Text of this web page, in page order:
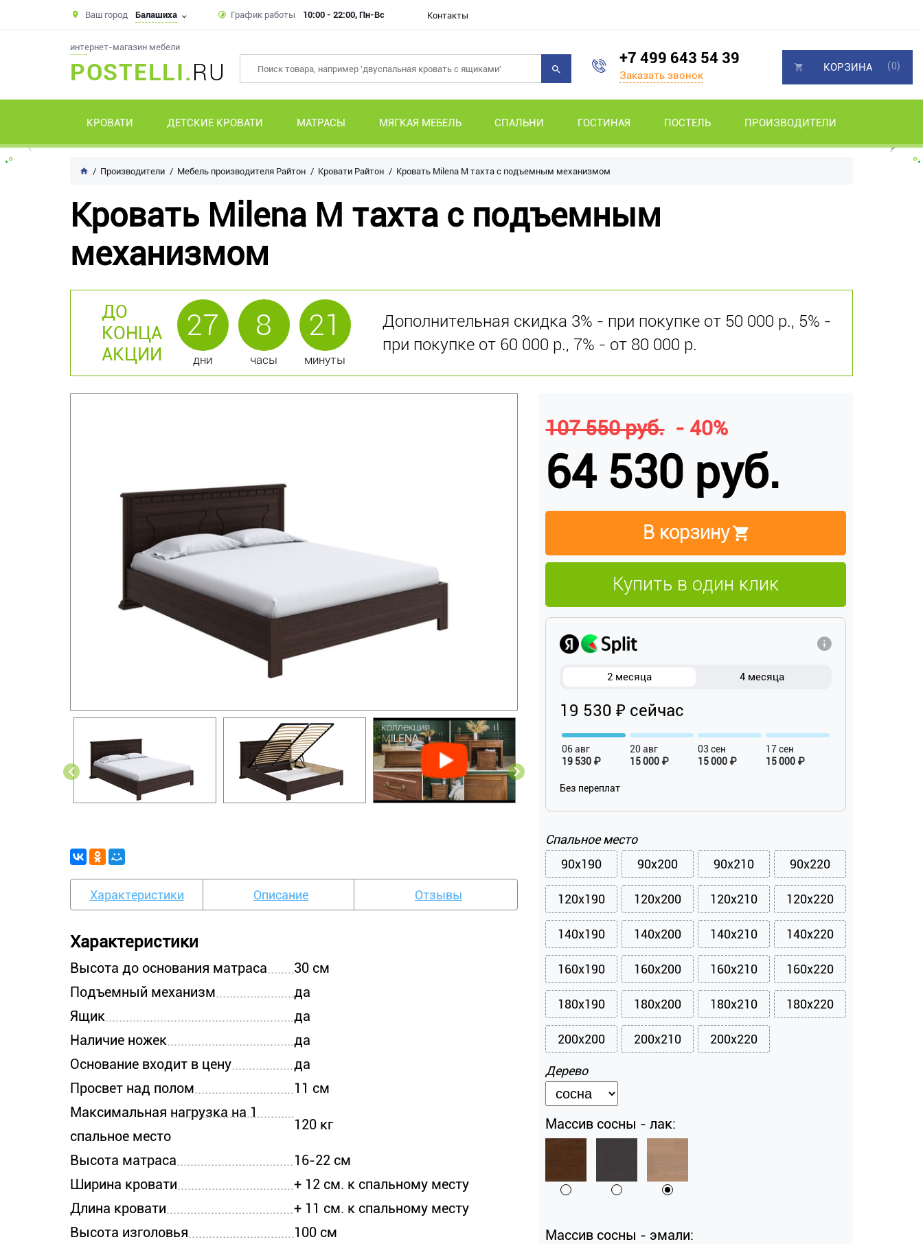
Ваш город Балашиха График работы 10:00 - 22:00, Пн-Вс Контакты
интернет-магазин мебели
POSTELLI.RU
+7 499 643 54 39
Заказать звонок
КРОВАТИ ДЕТСКИЕ КРОВАТИ МАТРАСЫ МЯГКАЯ МЕБЕЛЬ СПАЛЬНИ ГОСТИНАЯ ПОСТЕЛЬ ПРОИЗВОДИТЕЛИ
КОРЗИНА (0)
Производители Мебель производителя Райтон Кровати Райтон Кровать Milena М тахта с подъемным механизмом
Кровать Milena М тахта с подъемным
механизмом
ДО
КОНЦА
АКЦИИ
27
дни
8
часы
21
минуты
Дополнительная скидка 3% - при покупке от 50 000 р., 5% -
при покупке от 60 000 р., 7% - от 80 000 р.
Характеристики Описание Отзывы
Характеристики
Высота до основания матраса
30 см
Подъемный механизм
да
Ящик
да
Наличие ножек
да
Основание входит в цену
да
Просвет над полом
11 см
Максимальная нагрузка на 1
спальное место
120 кг
Высота матраса
16-22 см
Ширина кровати
+ 12 см. к спальному месту
Длина кровати
+ 11 см. к спальному месту
Высота изголовья
100 см
107 550 руб. - 40%
64 530 руб.
В корзину
Купить в один клик
2 месяца 4 месяца
19 530 ₽ сейчас
06 авг
19 530 ₽
20 авг
15 000 ₽
03 сен
15 000 ₽
17 сен
15 000 ₽
Без переплат
Спальное место
90x190
90x200 90x210 90x220
120x190 120x200 120x210 120x220
140x190 140x200 140x210 140x220
160x190 160x200 160x210 160x220
180x190 180x200 180x210 180x220
200x200 200x210 200x220
Дерево
Массив сосны - лак:
Массив сосны - эмали: